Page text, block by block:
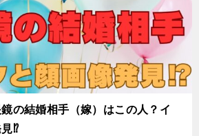
の結婚相手（嫁）はこの人？イ
⁉